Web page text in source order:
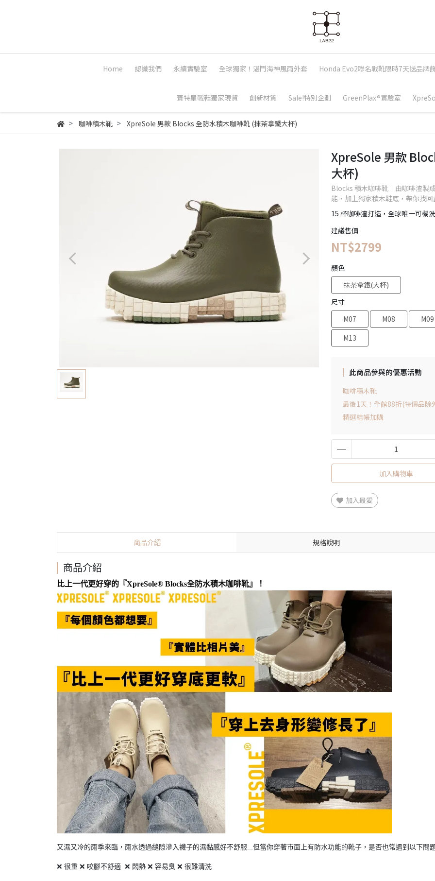
Home 認識我們 永續實驗室 全球獨家！湛鬥海神風雨外套 Honda Evo2聯名戰靴限時7天送品牌
寶特星戰鞋獨家現貨 創新材質 Sale!特別企劃 GreenPlax®實驗室
咖啡積木靴 XpreSole 男款 Blocks 全防水積木咖啡靴 (抹茶拿鐵大杯)
XpreSole 男款
大杯)
Blocks 積木咖啡靴｜由咖啡渣製
能，加上獨家積木鞋底，帶你找
15 杯咖啡渣打造，全球唯一可機
建議售價
NT$2799
顏色
抹茶拿鐵(大杯)
尺寸
M07
M08
M09
M13
此商品參與的優惠活動
咖啡積木靴
最後1天！全館88折(特價品除
精選結帳加購
加入購物車
加入最愛
商品介紹 規格說明
商品介紹
比上一代更好穿的『XpreSole® Blocks全防水積木咖啡靴』！
又濕又冷的雨季來臨，雨水透過縫隙滲入襪子的濕黏感好不舒服...但當你穿著市面上有防水功能的靴子，是否也常遇到以下問
❌ 很重 ❌ 咬腳不舒適 ❌ 悶熱 ❌ 容易臭 ❌ 很難清洗